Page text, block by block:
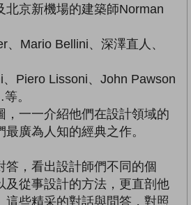
北京新機場的建築師Norman
、Mario Bellini、深澤直人、
Piero Lissoni、John Pawson
。
，一一介紹他們在設計領域的
廣為人知的經典之作。
答，看出設計師們不同的個
及從事設計的方法，更直剖他
這些精采的對話與問答，對照